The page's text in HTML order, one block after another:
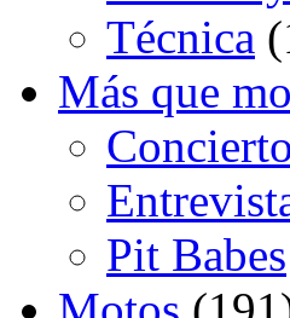
Técnica
Más que
Pit Babes